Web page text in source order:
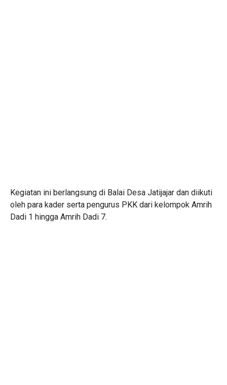
Kegiatan ini berlangsung di Balai Desa Jatijajar dan diikuti
oleh para kader serta pengurus PKK dari kelompok Amrih
Dadi 1 hingga Amrih Dadi 7.